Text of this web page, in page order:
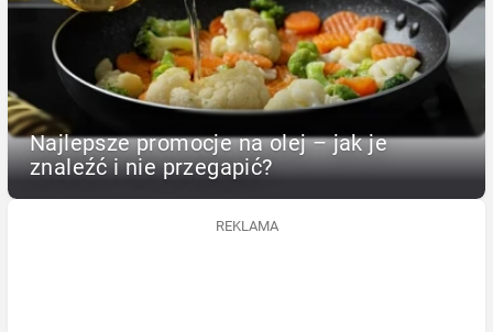
Najlepsze promocje na olej – jak je
znaleźć i nie przegapić?
REKLAMA